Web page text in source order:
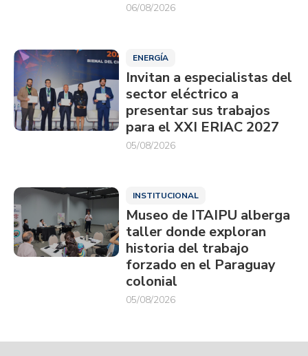
06/08/2026
ENERGÍA
Invitan a especialistas del
sector eléctrico a
presentar sus trabajos
para el XXI ERIAC 2027
05/08/2026
INSTITUCIONAL
Museo de ITAIPU alberga
taller donde exploran
historia del trabajo
forzado en el Paraguay
colonial
05/08/2026